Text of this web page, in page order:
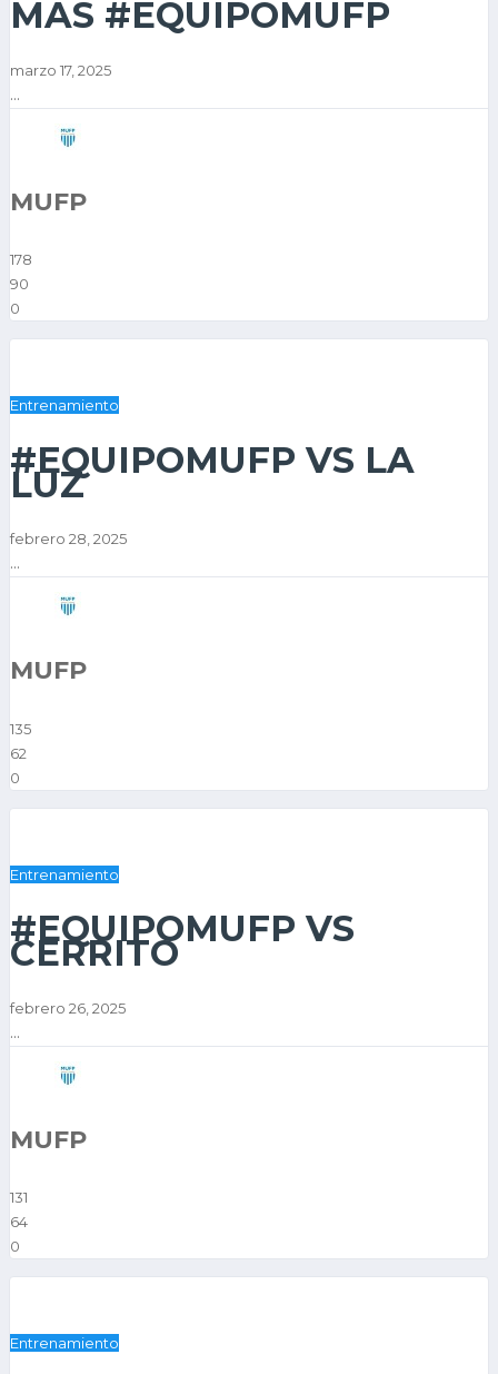
MÁS #EQUIPOMUFP
marzo 17, 2025
...
MUFP
178
90
0
Entrenamiento
#EQUIPOMUFP VS LA
LUZ
febrero 28, 2025
...
MUFP
135
62
0
Entrenamiento
#EQUIPOMUFP VS
CERRITO
febrero 26, 2025
...
MUFP
131
64
0
Entrenamiento